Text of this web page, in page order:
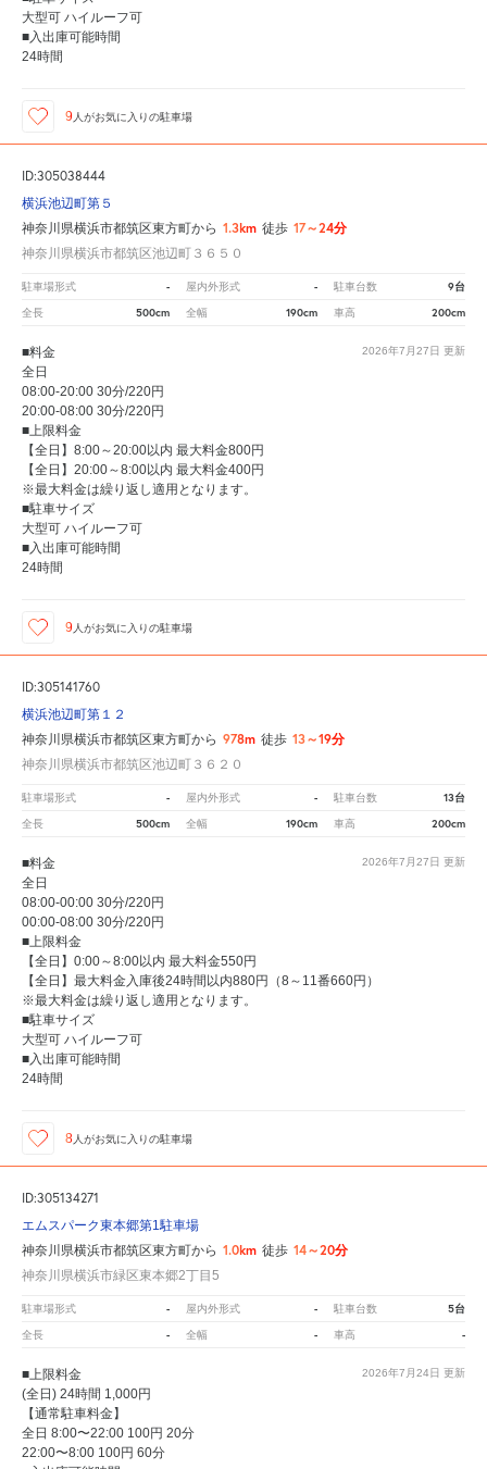
大型可 ハイルーフ可
■入出庫可能時間
24時間
9人がお気に入りの駐車場
ID:305038444
横浜池辺町第５
神奈川県横浜市都筑区東方町から 1.3km 徒歩 17～24分
神奈川県横浜市都筑区池辺町３６５０
駐車場形式 - 屋内外形式 - 駐車台数 9台
全長 500cm 全幅 190cm 車高 200cm
2026年7月27日 更新
■料金
全日
08:00-20:00 30分/220円
20:00-08:00 30分/220円
■上限料金
【全日】8:00～20:00以内 最大料金800円
【全日】20:00～8:00以内 最大料金400円
※最大料金は繰り返し適用となります。
■駐車サイズ
大型可 ハイルーフ可
■入出庫可能時間
24時間
9人がお気に入りの駐車場
ID:305141760
横浜池辺町第１２
神奈川県横浜市都筑区東方町から 978m 徒歩 13～19分
神奈川県横浜市都筑区池辺町３６２０
駐車場形式 - 屋内外形式 - 駐車台数 13台
全長 500cm 全幅 190cm 車高 200cm
2026年7月27日 更新
■料金
全日
08:00-00:00 30分/220円
00:00-08:00 30分/220円
■上限料金
【全日】0:00～8:00以内 最大料金550円
【全日】最大料金入庫後24時間以内880円（8～11番660円）
※最大料金は繰り返し適用となります。
■駐車サイズ
大型可 ハイルーフ可
■入出庫可能時間
24時間
8人がお気に入りの駐車場
ID:305134271
エムスパーク東本郷第1駐車場
神奈川県横浜市都筑区東方町から 1.0km 徒歩 14～20分
神奈川県横浜市緑区東本郷2丁目5
駐車場形式 - 屋内外形式 - 駐車台数 5台
全長 - 全幅 - 車高 -
2026年7月24日 更新
■上限料金
(全日) 24時間 1,000円
【通常駐車料金】
全日 8:00〜22:00 100円 20分
22:00〜8:00 100円 60分